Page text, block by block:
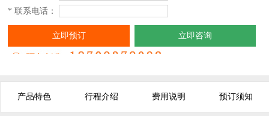
* 联系电话：
立即预订 立即咨询
产品特色 行程介绍 费用说明 预订须知